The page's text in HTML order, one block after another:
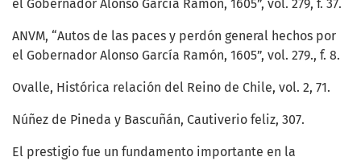
el Gobernador Alonso García Ramón, 1605”, vol. 279, f. 37.
ANVM, “Autos de las paces y perdón general hechos por
el Gobernador Alonso García Ramón, 1605”, vol. 279., f. 8.
Ovalle, Histórica relación del Reino de Chile, vol. 2, 71.
Núñez de Pineda y Bascuñán, Cautiverio feliz, 307.
El prestigio fue un fundamento importante en la